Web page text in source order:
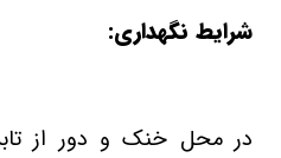
شرایط نگهداری:
در محل خنک و دور از